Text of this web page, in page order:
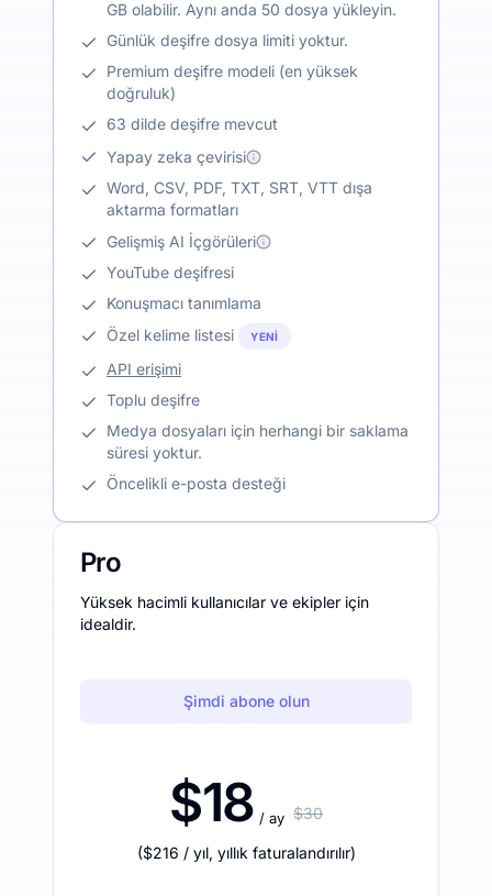
GB olabilir. Aynı anda 50 dosya yükleyin.
Günlük deşifre dosya limiti yoktur.
Premium deşifre modeli (en yüksek
doğruluk)
63 dilde deşifre mevcut
Yapay zeka çevirisi
Word, CSV, PDF, TXT, SRT, VTT dışa
aktarma formatları
Gelişmiş AI İçgörüleri
YouTube deşifresi
Konuşmacı tanımlama
Özel kelime listesi
YENI
API erişimi
Toplu deşifre
Medya dosyaları için herhangi bir saklama
süresi yoktur.
Öncelikli e-posta desteği
Pro
Yüksek hacimli kullanıcılar ve ekipler için
idealdir.
Şimdi abone olun
$18 / ay $30
($216 / yıl, yıllık faturalandırılır)